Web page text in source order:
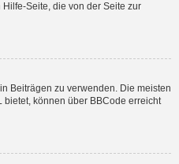
Seite, die von der Seite zur
Beiträgen zu verwenden. Die meisten
bietet, können über BBCode erreicht